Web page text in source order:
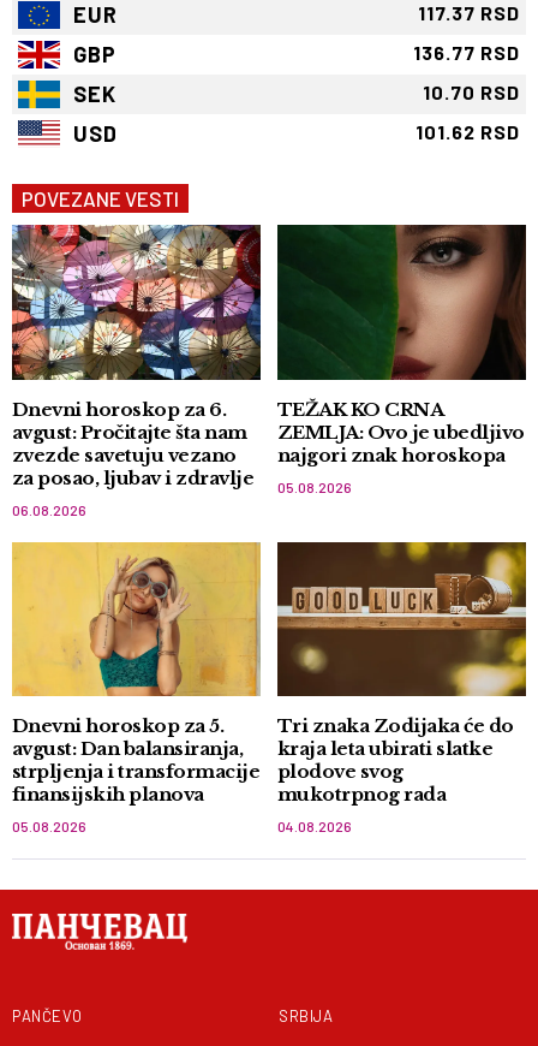
EUR 117.37 RSD
GBP 136.77 RSD
SEK 10.70 RSD
USD 101.62 RSD
POVEZANE VESTI
Dnevni horoskop za 6.
avgust: Pročitajte šta nam
zvezde savetuju vezano
za posao, ljubav i zdravlje
06.08.2026
TEŽAK KO CRNA
ZEMLJA: Ovo je ubedljivo
najgori znak horoskopa
05.08.2026
Dnevni horoskop za 5.
avgust: Dan balansiranja,
strpljenja i transformacije
finansijskih planova
05.08.2026
Tri znaka Zodijaka će do
kraja leta ubirati slatke
plodove svog
mukotrpnog rada
04.08.2026
PANČEVO SRBIJA